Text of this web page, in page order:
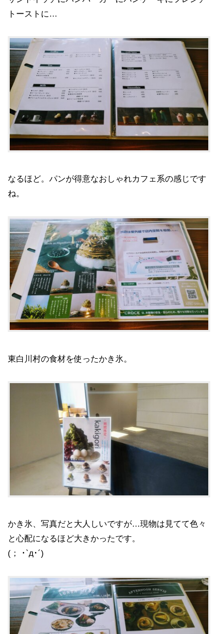
トーストに…
なるほど。パンが得意なおしゃれカフェ系の感じです
ね。
東白川村の食材を使ったかき氷。
かき氷、写真だと大人しいですが…現物は見てて色々
と心配になるほど大きかったです。
(； ･`д･´)